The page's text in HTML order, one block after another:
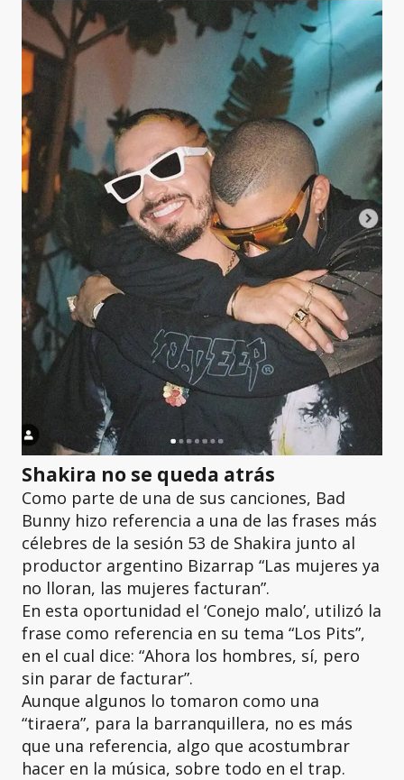
Shakira no se queda atrás
Como parte de una de sus canciones, Bad
Bunny hizo referencia a una de las frases más
célebres de la sesión 53 de Shakira junto al
productor argentino Bizarrap “Las mujeres ya
no lloran, las mujeres facturan”.
En esta oportunidad el ‘Conejo malo’, utilizó la
frase como referencia en su tema “Los Pits”,
en el cual dice: “Ahora los hombres, sí, pero
sin parar de facturar”.
Aunque algunos lo tomaron como una
“tiraera”, para la barranquillera, no es más
que una referencia, algo que acostumbrar
hacer en la música, sobre todo en el trap.